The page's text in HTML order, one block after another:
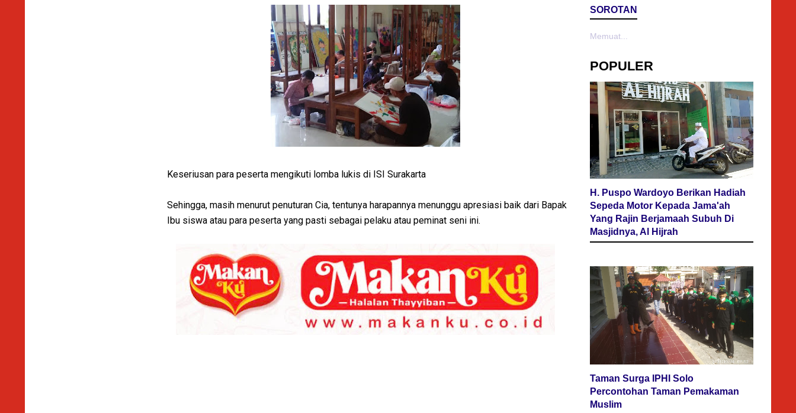
Keseriusan para peserta mengikuti lomba lukis di ISI Surakarta
Sehingga, masih menurut penuturan Cia, tentunya harapannya menunggu apresiasi baik dari Bapak
Ibu siswa atau para peserta yang pasti sebagai pelaku atau peminat seni ini.
SOROTAN
Memuat...
POPULER
H. Puspo Wardoyo Berikan Hadiah
Sepeda Motor Kepada Jama'ah
Yang Rajin Berjamaah Subuh Di
Masjidnya, Al Hijrah
Taman Surga IPHI Solo
Percontohan Taman Pemakaman
Muslim